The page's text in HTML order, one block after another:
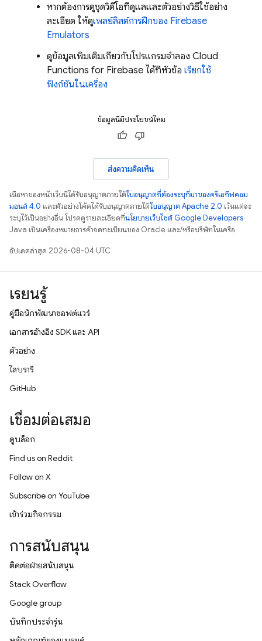
หากต้องการดูชุดวิดีโอที่ดูแลและตัวอย่างวิธีใช้อย่าง
ละเอียด ให้ดูเพลย์ลิสต์การฝึกของ Firebase
Emulators
ดูข้อมูลเพิ่มเติมเกี่ยวกับโปรแกรมจำลอง Cloud
Functions for Firebase ได้ที่หัวข้อ เรียกใช้
ฟังก์ชันในเครื่อง
ข้อมูลนี้มีประโยชน์ไหม
ส่งความคิดเห็น
เนื้อหาของหน้าเว็บนี้ได้รับอนุญาตภายใต้ใบอนุญาตที่ต้องระบุที่มาของครีเอทีฟคอม
มอนส์ 4.0 และตัวอย่างโค้ดได้รับอนุญาตภายใต้ใบอนุญาต Apache 2.0 เว้นแต่จะ
ระบุไว้เป็นอย่างอื่น โปรดดูรายละเอียดที่นโยบายเว็บไซต์ Google Developers
Java เป็นเครื่องหมายการค้าจดทะเบียนของ Oracle และ/หรือบริษัทในเครือ
อัปเดตล่าสุด 2026-08-04 UTC
เรียนรู้
คู่มือนักพัฒนาซอฟต์แวร์
เอกสารอ้างอิง SDK และ API
ตัวอย่าง
ไลบรารี
GitHub
เชื่อมต่อเสมอ
ดูบล็อก
Find us on Reddit
Follow on X
Subscribe on YouTube
เข้าร่วมกิจกรรม
การสนับสนุน
ติดต่อฝ่ายสนับสนุน
Stack Overflow
Google group
บันทึกประจำรุ่น